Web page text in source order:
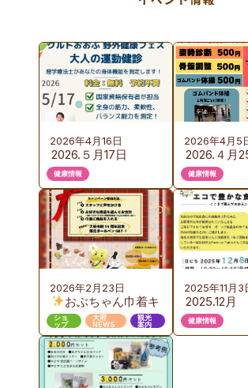
2026年4月16日
2026.５月17日
（日）KURUTOおお
ぶ 野外健康フェス
のご案内
健康情報
2026年4月5
2026.４月
（土）カイ
ティック
ご案
健康情報
2026年2月23日
おぶちゃん巾着キ
ャンペーン 第３弾
ショ
ップ
大府
NEWS
観光
案内
2025年11月3
2025.12
座のご案
いしい給
健康情報